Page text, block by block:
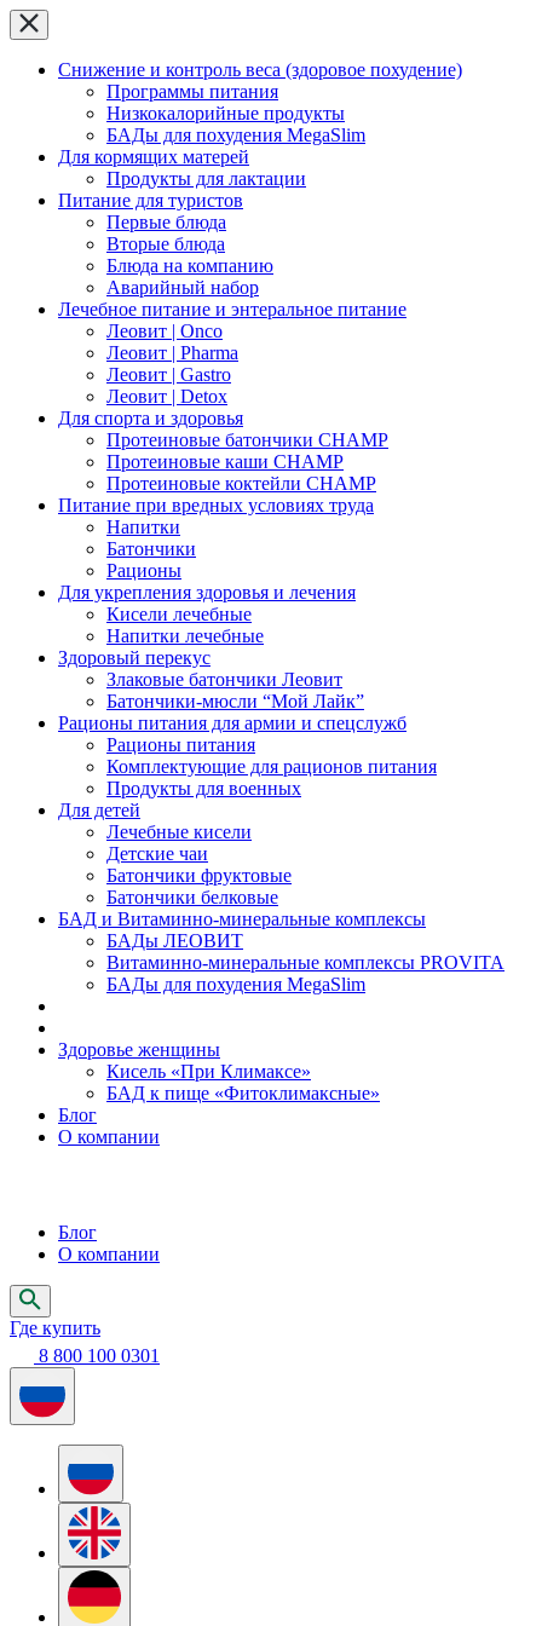
Снижение и контроль веса (здоровое похудение)
Программы питания
Низкокалорийные продукты
БАДы для похудения MegaSlim
Для кормящих матерей
Продукты для лактации
Питание для туристов
Первые блюда
Вторые блюда
Блюда на компанию
Аварийный набор
Лечебное питание и энтеральное питание
Леовит | Onco
Леовит | Pharma
Леовит | Gastro
Леовит | Detox
Для спорта и здоровья
Протеиновые батончики CHAMP
Протеиновые каши CHAMP
Протеиновые коктейли CHAMP
Питание при вредных условиях труда
Напитки
Батончики
Рационы
Для укрепления здоровья и лечения
Кисели лечебные
Напитки лечебные
Здоровый перекус
Злаковые батончики Леовит
Батончики-мюсли “Мой Лайк”
Рационы питания для армии и спецслужб
Рационы питания
Комплектующие для рационов питания
Продукты для военных
Для детей
Лечебные кисели
Детские чаи
Батончики фруктовые
Батончики белковые
БАД и Витаминно-минеральные комплексы
БАДы ЛЕОВИТ
Витаминно-минеральные комплексы PROVITA
БАДы для похудения MegaSlim
Здоровье женщины
Кисель «При Климаксе»
БАД к пище «Фитоклимаксные»
Блог
О компании
Блог
О компании
Где купить
8 800 100 0301